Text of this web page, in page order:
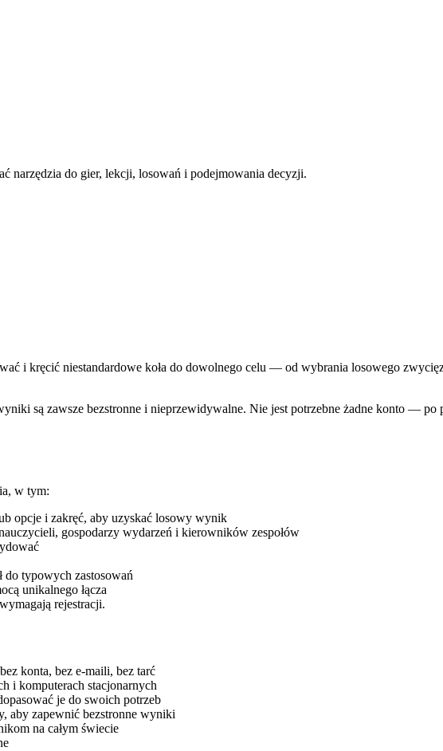
narzędzia do gier, lekcji, losowań i podejmowania decyzji.
i kręcić niestandardowe koła do dowolnego celu — od wybrania losowego
są zawsze bezstronne i nieprzewidywalne. Nie jest potrzebne żadne konto — po
w tym:
opcje i zakręć, aby uzyskać losowy wynik
gospodarzy wydarzeń i kierowników zespołów
do typowych zastosowań
unikalnego łącza
rejestracji.
konta, bez e-maili, bez tarć
i komputerach stacjonarnych
je do swoich potrzeb
aby zapewnić bezstronne wyniki
na całym świecie